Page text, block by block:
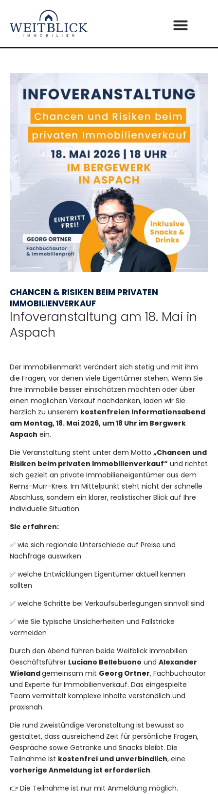
CHANCEN & RISIKEN BEIM PRIVATEN
IMMOBILIENVERKAUF
Infoveranstaltung am 18. Mai in
Aspach
Der Immobilienmarkt verändert sich stetig und mit ihm
die Fragen, vor denen viele Eigentümer stehen. Wenn Sie
Ihre Immobilie besser einschätzen möchten oder über
einen möglichen Verkauf nachdenken, laden wir Sie
herzlich zu unserem kostenfreien Informationsabend
am Montag, 18. Mai 2026, um 18 Uhr im Bergwerk
Aspach ein.
Die Veranstaltung steht unter dem Motto „Chancen und
Risiken beim privaten Immobilienverkauf“ und richtet
sich gezielt an private Immobilieneigentümer aus dem
Rems-Murr-Kreis. Im Mittelpunkt steht nicht der schnelle
Abschluss, sondern ein klarer, realistischer Blick auf Ihre
individuelle Situation.
Sie erfahren:
✅ wie sich regionale Unterschiede auf Preise und
Nachfrage auswirken
✅ welche Entwicklungen Eigentümer aktuell kennen
sollten
✅ welche Schritte bei Verkaufsüberlegungen sinnvoll sind
✅ wie Sie typische Unsicherheiten und Fallstricke
vermeiden
Durch den Abend führen beide Weitblick Immobilien
Geschäftsführer Luciano Bellebuono und Alexander
Wielandgemeinsam mit Georg Ortner, Fachbuchautor
und Experte für Immobilienverkauf. Das eingespielte
Team vermittelt komplexe Inhalte verständlich und
praxisnah.
Die rund zweistündige Veranstaltung ist bewusst so
gestaltet, dass ausreichend Zeit für persönliche Fragen,
Gespräche sowie Getränke und Snacks bleibt. Die
Teilnahme ist kostenfrei und unverbindlich, eine
vorherige Anmeldung ist erforderlich.
👉 Die Teilnahme ist nur mit Anmeldung möglich.